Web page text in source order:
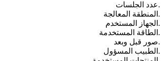
عدد الجلسات.
المنطقة المعالجة.
الجهاز المستخدم.
الطاقة المستخدمة.
صور قبل وبعد.
الطبيب المسؤول.